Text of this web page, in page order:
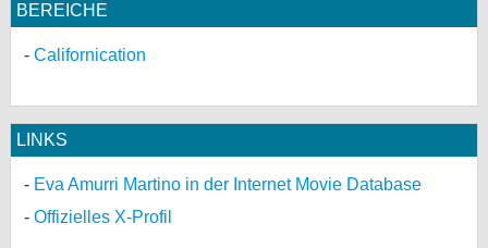
BEREICHE
Californication
LINKS
Eva Amurri Martino in der Internet Movie Database
Offizielles X-Profil